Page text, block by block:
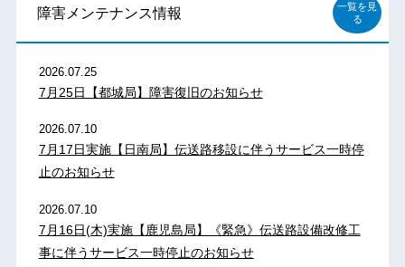
障害メンテナンス情報
一覧を見
る
2026.07.25
7月25日【都城局】障害復旧のお知らせ
2026.07.10
7月17日実施【日南局】伝送路移設に伴うサービス一時停
止のお知らせ
2026.07.10
7月16日(木)実施【鹿児島局】《緊急》伝送路設備改修工
事に伴うサービス一時停止のお知らせ